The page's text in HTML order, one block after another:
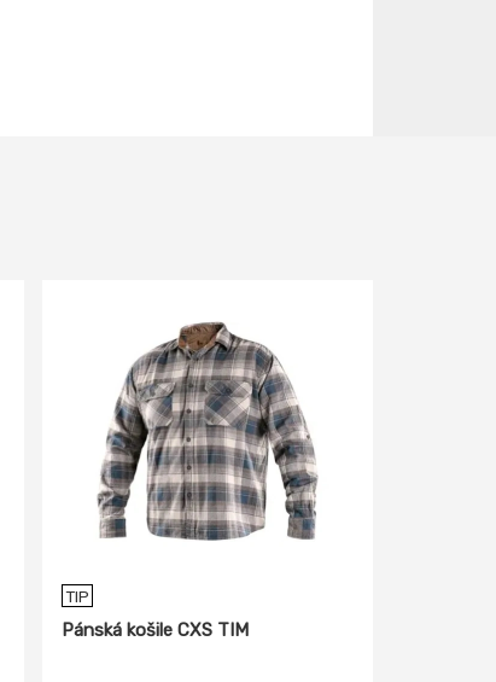
TIP
Pánská košile CXS TIM